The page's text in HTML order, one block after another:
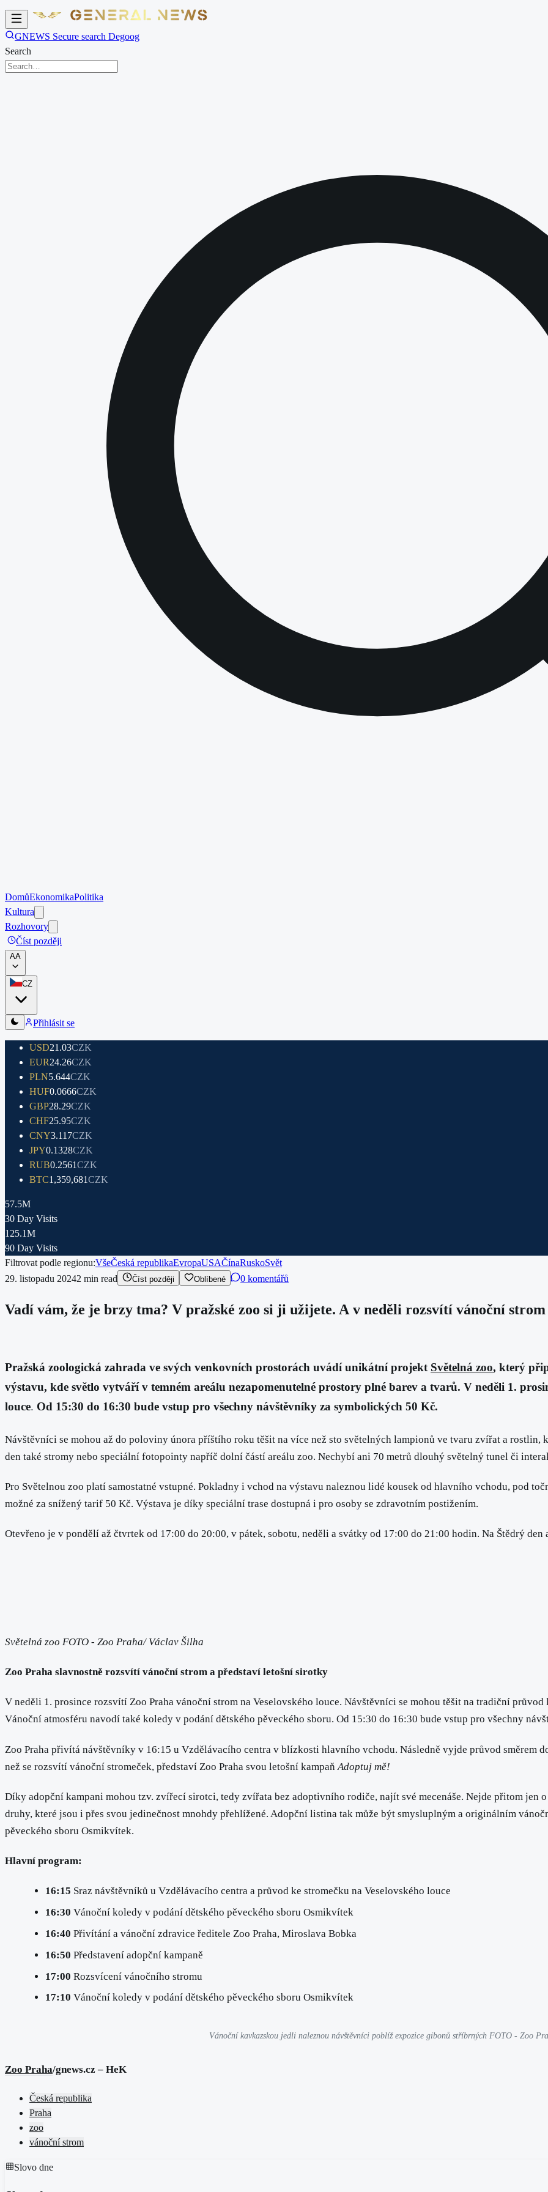
GNEWS Secure search Degoog
Search
DomůEkonomikaPolitika
Kultura
Rozhovory
Číst později
AA
CZ
Přihlásit se
USD21.03CZK
EUR24.26CZK
PLN5.644CZK
HUF0.0666CZK
GBP28.29CZK
CHF25.95CZK
CNY3.117CZK
JPY0.1328CZK
RUB0.2561CZK
BTC1,359,681CZK
57.5M
30 Day Visits
125.1M
90 Day Visits
Filtrovat podle regionu:VšeČeská republikaEvropaUSAČínaRuskoSvět
29. listopadu 20242 min read Číst později Oblíbené 0 komentářů
Vadí vám, že je brzy tma? V pražské zoo si ji užijete. A v neděli rozsvítí vánoční strom
Pražská zoologická zahrada ve svých venkovních prostorách uvádí unikátní projekt Světelná zoo, který
výstavu, kde světlo vytváří v temném areálu nezapomenutelné prostory plné barev a tvarů. V neděli 1.
louce. Od 15:30 do 16:30 bude vstup pro všechny návštěvníky za symbolických 50 Kč.
Návštěvníci se mohou až do poloviny února příštího roku těšit na více než sto světelných lampionů ve tvaru zvířat a
den také stromy nebo speciální fotopointy napříč dolní částí areálu zoo. Nechybí ani 70 metrů dlouhý světelný tunel či
Pro Světelnou zoo platí samostatné vstupné. Pokladny i vchod na výstavu naleznou lidé kousek od hlavního vchodu, pod
možné za snížený tarif 50 Kč. Výstava je díky speciální trase dostupná i pro osoby se zdravotním postižením.
Otevřeno je v pondělí až čtvrtek od 17:00 do 20:00, v pátek, sobotu, neděli a svátky od 17:00 do 21:00 hodin. Na Štědrý den
Světelná zoo FOTO - Zoo Praha/ Václav Šilha
Zoo Praha slavnostně rozsvítí vánoční strom a představí letošní sirotky
V neděli 1. prosince rozsvítí Zoo Praha vánoční strom na Veselovského louce. Návštěvníci se mohou těšit na tradiční
Vánoční atmosféru navodí také koledy v podání dětského pěveckého sboru. Od 15:30 do 16:30 bude vstup pro všechny
Zoo Praha přivítá návštěvníky v 16:15 u Vzdělávacího centra v blízkosti hlavního vchodu. Následně vyjde průvod směrem
než se rozsvítí vánoční stromeček, představí Zoo Praha svou letošní kampaň Adoptuj mě!
Díky adopční kampani mohou tzv. zvířecí sirotci, tedy zvířata bez adoptivního rodiče, najít své mecenáše. Nejde přitom jen
druhy, které jsou i přes svou jedinečnost mnohdy přehlížené. Adopční listina tak může být smysluplným a originálním
pěveckého sboru Osmikvítek.
Hlavní program:
16:15 Sraz návštěvníků u Vzdělávacího centra a průvod ke stromečku na Veselovského louce
16:30 Vánoční koledy v podání dětského pěveckého sboru Osmikvítek
16:40 Přivítání a vánoční zdravice ředitele Zoo Praha, Miroslava Bobka
16:50 Představení adopční kampaně
17:00 Rozsvícení vánočního stromu
17:10 Vánoční koledy v podání dětského pěveckého sboru Osmikvítek
Vánoční kavkazskou jedli naleznou návštěvníci poblíž expozice gibonů stříbrných FOTO - Zoo
Zoo Praha/gnews.cz – HeK
Česká republika
Praha
zoo
vánoční strom
Slovo dne